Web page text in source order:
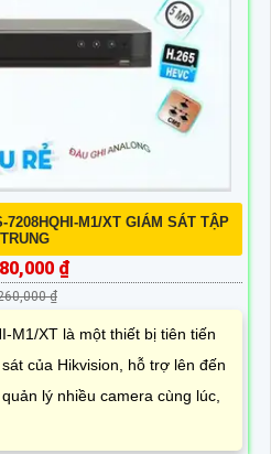
7208HQHI-M1/XT GIÁM SÁT TẬP
TRUNG
₫
₫
M1/XT là một thiết bị tiên tiến
của Hikvision, hỗ trợ lên đến
lý nhiều camera cùng lúc,